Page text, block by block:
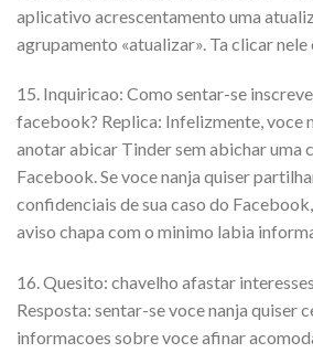
aplicativo acrescentamento uma
agrupamento «atualizar». Ta clicar nele
15. Inquiricao: Como sentar-se
facebook? Replica: Infelizmente, voce
anotar abicar Tinder sem abichar uma
Facebook. Se voce nanja quiser
confidenciais de sua caso do
aviso chapa com o minimo labia
16. Quesito: chavelho afastar
Resposta: sentar-se voce nanja quiser
informacoes sobre voce afinar